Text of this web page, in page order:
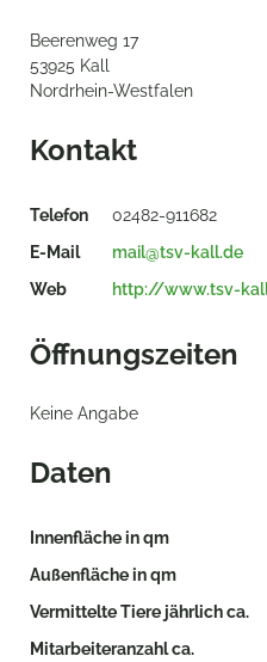
Beerenweg 17
53925 Kall
Nordrhein-Westfalen
Kontakt
Telefon
02482-911682
E-Mail
mail@tsv-kall.de
Web
http://www.tsv-
Öffnungszeiten
Keine Angabe
Daten
Innenfläche in qm
Außenfläche in qm
Vermittelte Tiere jährlich ca.
Mitarbeiteranzahl ca.